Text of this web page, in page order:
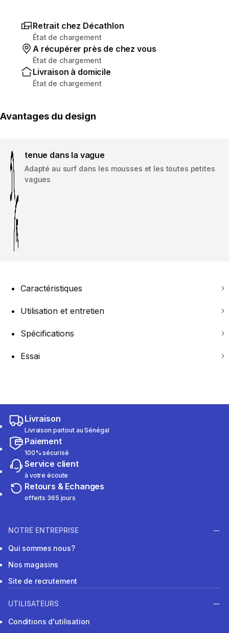
Retrait chez Décathlon
État de chargement
A récupérer près de chez vous
État de chargement
Livraison à domicile
État de chargement
Avantages du design
tenue dans la vague
Adapté au surf dans les mousses et les toutes petites
vagues
Caractéristiques
Utilisation et entretien
Spécifications
Essai
Livraison
Livraison partout au Sénégal
Paiement
100% sécurisé
Service client
à votre écoute
Retours & Echanges
offerts 365 jours
NOTRE ENTREPRISE
Qui sommes nous?
Nos magasins
Site de recrutement
UTILISATEURS
Conditions d'utilisation